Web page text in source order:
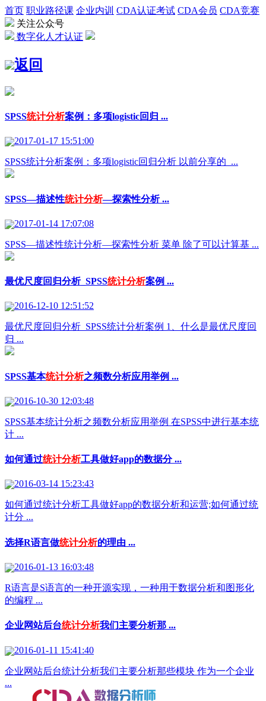
首页 职业路径课 企业内训 CDA认证考试 CDA会员 CDA竞赛
关注公众号
数字化人才认证
返回
SPSS统计分析案例：多项logistic回归 ...
2017-01-17 15:51:00
SPSS统计分析案例：多项logistic回归分析 以前分享的 ...
SPSS—描述性统计分析—探索性分析 ...
2017-01-14 17:07:08
SPSS—描述性统计分析—探索性分析 菜单 除了可以计算基 ...
最优尺度回归分析_SPSS统计分析案例 ...
2016-12-10 12:51:52
最优尺度回归分析_SPSS统计分析案例 1、什么是最优尺度回
归 ...
SPSS基本统计分析之频数分析应用举例 ...
2016-10-30 12:03:48
SPSS基本统计分析之频数分析应用举例 在SPSS中进行基本统
计 ...
如何通过统计分析工具做好app的数据分 ...
2016-03-14 15:23:43
如何通过统计分析工具做好app的数据分析和运营;如何通过统
计分 ...
选择R语言做统计分析的理由 ...
2016-01-13 16:03:48
R语言是S语言的一种开源实现，一种用于数据分析和图形化
的编程 ...
企业网站后台统计分析我们主要分析那 ...
2016-01-11 15:41:40
企业网站后台统计分析我们主要分析那些模块 作为一个企业
...